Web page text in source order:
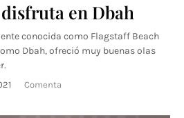
en Dbah
conocida como Flagstaff Beach
Dbah, ofreció muy buenas olas
Comenta